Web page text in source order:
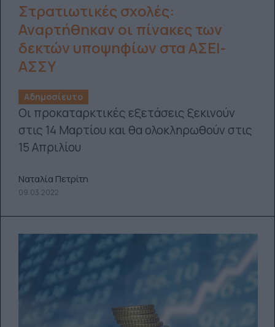
Στρατιωτικές σχολές:
Αναρτήθηκαν οι πίνακες των
δεκτών υποψηφίων στα ΑΣΕΙ-
ΑΣΣΥ
Αδημοσίευτο
Οι προκαταρκτικές εξετάσεις ξεκινούν
στις 14 Μαρτίου και θα ολοκληρωθούν στις
15 Απριλίου
Ναταλία Πετρίτη
09.03.2022